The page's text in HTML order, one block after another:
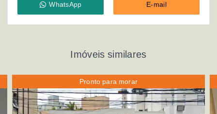
WhatsApp E-mail
Imóveis similares
Pronto para morar